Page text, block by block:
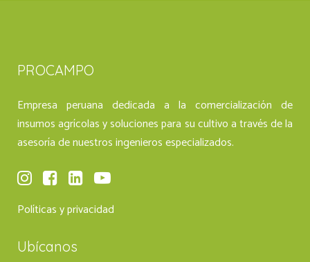
PROCAMPO
Empresa peruana dedicada a la comercialización de
insumos agrícolas y soluciones para su cultivo a través de la
asesoría de nuestros ingenieros especializados.
Políticas y privacidad
Ubícanos